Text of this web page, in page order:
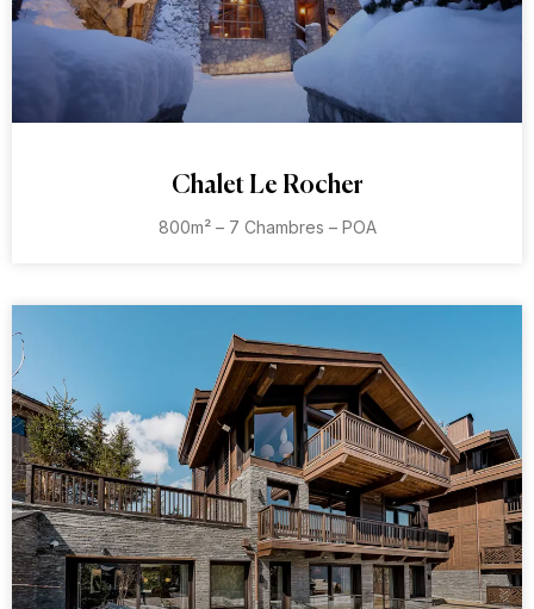
Chalet Le Rocher
800m² – 7 Chambres – POA